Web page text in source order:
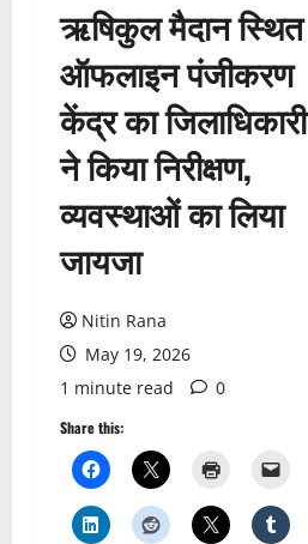
ऋषिकुल मैदान स्थित
ऑफलाइन पंजीकरण
केंद्र का जिलाधिकारी
ने किया निरीक्षण,
व्यवस्थाओं का लिया
जायजा
Nitin Rana
May 19, 2026
1 minute read
0
Share this: